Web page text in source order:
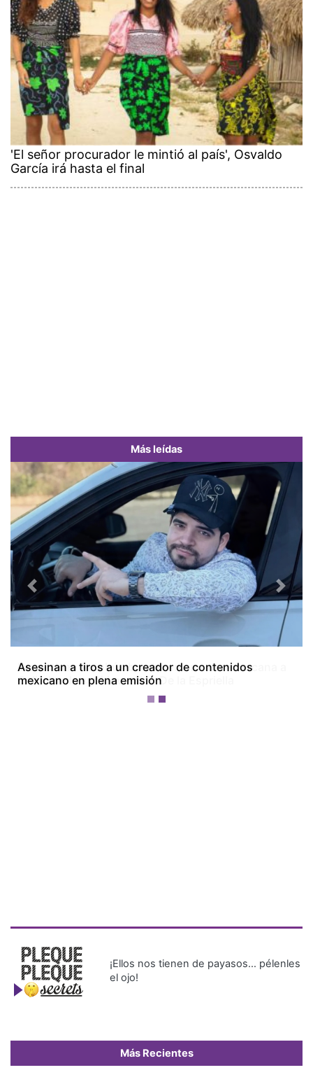
'El señor procurador le mintió al país', Osvaldo
García irá hasta el final
Más leídas
Desactivan autobús bomba en carretera cercana a
Cali, donde será investido De la Espriella
Previous Next
¡Ellos nos tienen de payasos… pélenles
el ojo!
Más Recientes